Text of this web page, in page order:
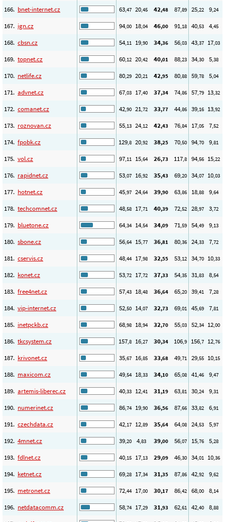
166. bnet-internet.cz 63,47 20,45 42,48 87,89 25,22 9,24
167. ign.cz 94,00 18,04 46,00 91,18 40,53 4,45
168. cbsn.cz 54,11 19,90 34,36 56,03 43,37 17,03
169. topnet.cz 60,12 20,42 40,01 88,23 34,30 5,38
170. netlife.cz 80,29 20,21 42,95 80,88 59,78 5,04
171. advnet.cz 67,03 17,40 37,34 74,86 57,79 13,32
172. comanet.cz 42,90 21,72 33,77 44,86 39,16 13,92
173. roznovan.cz 55,13 24,12 42,43 76,84 17,05 7,52
174. fpobk.cz 129,8 20,92 38,25 70,50 94,70 9,81
175. vol.cz 97,11 15,64 26,73 117,8 94,56 15,22
176. rapidnet.cz 53,07 16,92 35,43 69,20 34,07 10,03
177. hotnet.cz 45,97 24,64 39,90 63,86 18,88 9,64
178. techcomnet.cz 48,58 17,71 40,39 72,52 28,97 3,72
179. bluetone.cz 64,34 14,54 34,09 71,59 54,49 9,13
180. sbone.cz 56,64 15,77 36,81 80,36 24,33 7,72
181. cservis.cz 48,44 17,98 32,55 53,12 34,70 10,33
182. konet.cz 53,72 17,72 37,33 54,35 31,83 8,54
183. free4net.cz 57,43 18,48 36,64 65,20 39,41 7,28
184. vip-internet.cz 52,50 14,07 32,73 69,01 45,69 7,81
185. inetpckb.cz 68,98 18,94 32,70 55,03 52,34 12,00
186. tkcsystem.cz 157,8 16,27 30,34 106,9 156,7 12,76
187. krivonet.cz 35,67 16,85 33,68 49,71 29,55 10,15
188. maxicom.cz 49,54 18,33 34,10 65,08 41,46 9,47
189. artemis-liberec.cz 40,33 12,41 31,19 63,81 30,24 9,31
190. numerinet.cz 86,74 19,90 36,56 87,66 33,82 6,91
191. czechdata.cz 42,17 12,89 35,64 64,08 24,53 5,97
192. 4mnet.cz 39,20 4,83 39,00 56,07 15,76 5,28
193. fdlnet.cz 40,15 17,13 29,09 46,30 34,01 10,36
194. ketnet.cz 69,28 17,34 31,35 87,86 42,92 9,62
195. metronet.cz 72,44 17,00 30,17 86,42 68,00 8,14
196. netdatacomm.cz 58,74 17,29 31,93 62,61 42,40 8,88